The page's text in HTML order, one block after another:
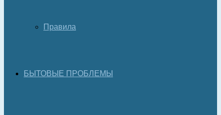
Правила
БЫТОВЫЕ ПРОБЛЕМЫ